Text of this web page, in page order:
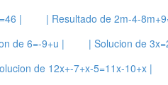
| | Resultado de 2m-4-
de 6=-9+u | | Solucion de
de 12x+-7+x-5=11x-10+x |